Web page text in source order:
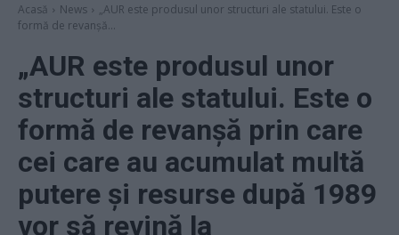
Acasă News
„AUR este produsul unor structuri ale statului. Este o
formă de revanșă...
„AUR este produsul unor
structuri ale statului. Este o
formă de revanșă prin care
cei care au acumulat multă
putere și resurse după 1989
vor să revină la